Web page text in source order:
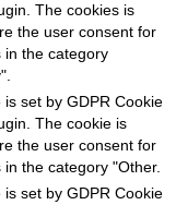
The cookies is
the user consent for
in the category
is set by GDPR Cookie
The cookie is
the user consent for
in the category "Other.
is set by GDPR Cookie